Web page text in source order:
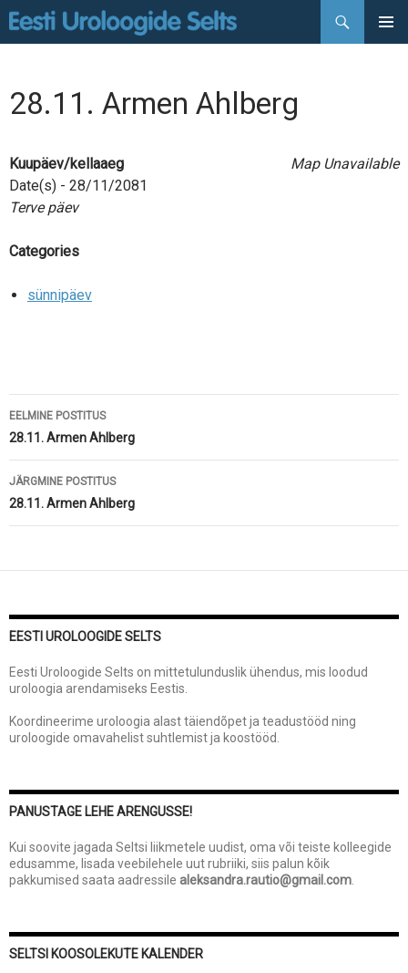
Otsi
28.11. Armen Ahlberg
Map Unavailable
Kuupäev/kellaaeg
Date(s) - 28/11/2081
Terve päev
Categories
sünnipäev
Postituste
töölaud
EELMINE POSTITUS
28.11. Armen Ahlberg
JÄRGMINE POSTITUS
28.11. Armen Ahlberg
EESTI UROLOOGIDE SELTS
Eesti Uroloogide Selts on mittetulunduslik ühendus, mis loodud
uroloogia arendamiseks Eestis.
Koordineerime uroloogia alast täiendõpet ja teadustööd ning
uroloogide omavahelist suhtlemist ja koostööd.
PANUSTAGE LEHE ARENGUSSE!
Kui soovite jagada Seltsi liikmetele uudist, oma või teiste kolleegide
edusamme, lisada veebilehele uut rubriiki, siis palun kõik
pakkumised saata aadressile aleksandra.rautio@gmail.com
SELTSI KOOSOLEKUTE KALENDER